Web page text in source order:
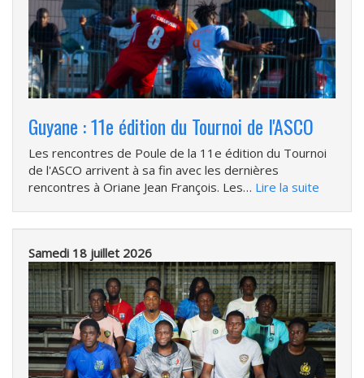
Guyane : 11e édition du Tournoi de l'ASCO
Les rencontres de Poule de la 11e édition du Tournoi
de l'ASCO arrivent à sa fin avec les dernières
rencontres à Oriane Jean François. Les… Lire la suite
Samedi 18 juillet 2026